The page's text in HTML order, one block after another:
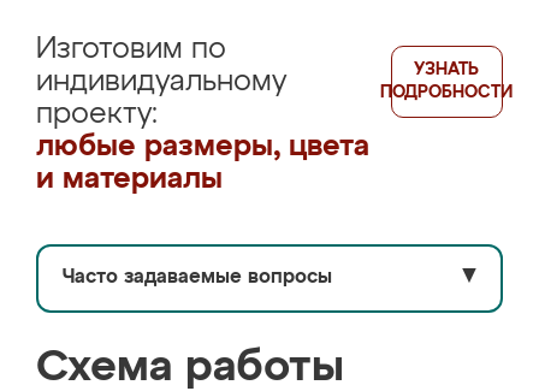
Изготовим по
индивидуальному
проекту:
любые размеры, цвета
и материалы
УЗНАТЬ
ПОДРОБНОСТИ
Часто задаваемые вопросы ▼
Схема работы